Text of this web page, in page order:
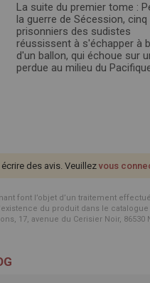
La suite du premier tome :
la guerre de Sécession, cinq
prisonniers des sudistes
réussissent à s'échapper à
d'un ballon, qui échoue sur
perdue au milieu du
des avis. Veuillez vous
font l’objet d’un traitement
du produit dans le
17, avenue du Cerisier Noir,